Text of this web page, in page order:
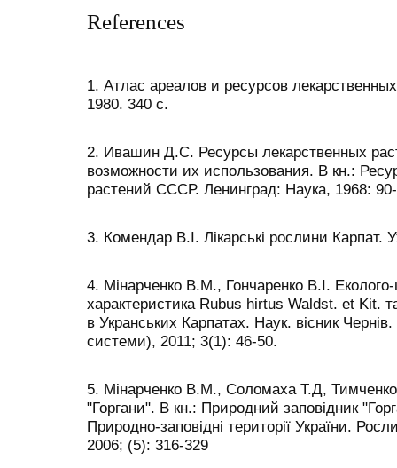
References
1. Атлас ареалов и ресурсов
1980. 340 c.
2. Ивашин Д.С. Ресурсы лекарственных
возможности их использования. В кн.:
растений СССР. Ленинград: Наука, 1968:
3. Комендар В.І. Лікарські рослини Карпат.
4. Мінарченко В.М., Гончаренко В.І.
характеристика Rubus hirtus Waldst. et Kit.
в Укранських Карпатах. Наук. вісник Чернів.
системи), 2011; 3(1): 46-50.
5. Мінарченко В.М., Соломаха Т.Д,
"Горгани". В кн.: Природний заповідник
Природно-заповідні території України.
2006; (5): 316-329